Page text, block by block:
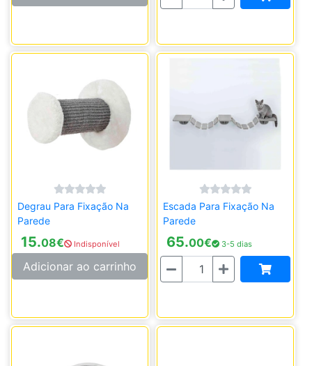
Degrau Para Fixação Na
Parede
15.08€ Indisponível
Adicionar ao carrinho
Escada Para Fixação Na
Parede
65.00€ 3-5 dias
Quantidade